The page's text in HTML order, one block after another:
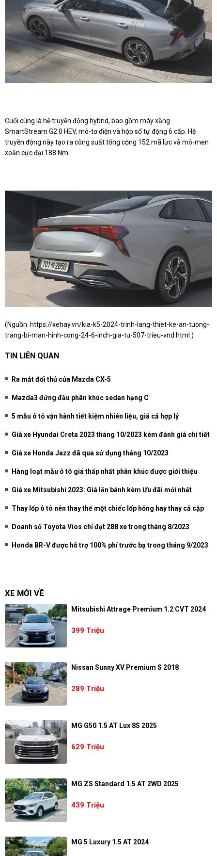
Cuối cùng là hệ truyền động hybrid, bao gồm máy xăng
SmartStream G2.0 HEV, mô-tơ điện và hộp số tự động 6 cấp. Hệ
truyền động này tạo ra công suất tổng cộng 152 mã lực và mô-men
xoắn cực đại 188 Nm.
(Nguồn: https://xehay.vn/kia-k5-2024-trinh-lang-thiet-ke-an-tuong-
trang-bi-man-hinh-cong-24-6-inch-gia-tu-507-trieu-vnd.html )
TIN LIÊN QUAN
Ra mắt đối thủ của Mazda CX-5
Mazda3 đứng đầu phân khúc sedan hạng C
5 mẫu ô tô vận hành tiết kiệm nhiên liệu, giá cả hợp lý
Giá xe Hyundai Creta 2023 tháng 10/2023 kèm đánh giá chi tiết
Giá xe Honda Jazz đã qua sử dụng tháng 10/2023
Hàng loạt mẫu ô tô giá thấp nhất phân khúc được giới thiệu
Giá xe Mitsubishi 2023: Giá lăn bánh kèm Ưu đãi mới nhất
Thay lốp ô tô nên thay thế một chiếc lốp hỏng hay thay cả cặp
Doanh số Toyota Vios chỉ đạt 288 xe trong tháng 8/2023
Honda BR-V được hỗ trợ 100% phí trước bạ trong tháng 9/2023
XE MỚI VỀ
Mitsubishi Attrage Premium 1.2 CVT 2024
399 Triệu
Nissan Sunny XV Premium S 2018
289 Triệu
MG G50 1.5 AT Lux 8S 2025
629 Triệu
MG ZS Standard 1.5 AT 2WD 2025
439 Triệu
MG 5 Luxury 1.5 AT 2024